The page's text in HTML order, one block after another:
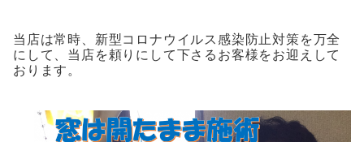
当店は常時、新型コロナウイルス感染防止対策を万全
にして、当店を頼りにして下さるお客様をお迎えして
おります。